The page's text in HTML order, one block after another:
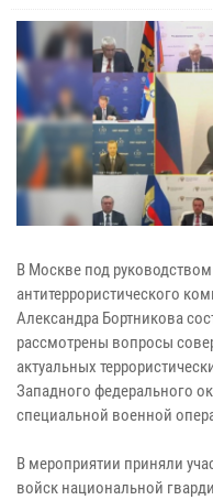
В Москве под
антитеррористического
Александра Бортникова
рассмотрены вопросы
актуальных
Западного федерального
специальной военной
В мероприятии приняли
войск национальной